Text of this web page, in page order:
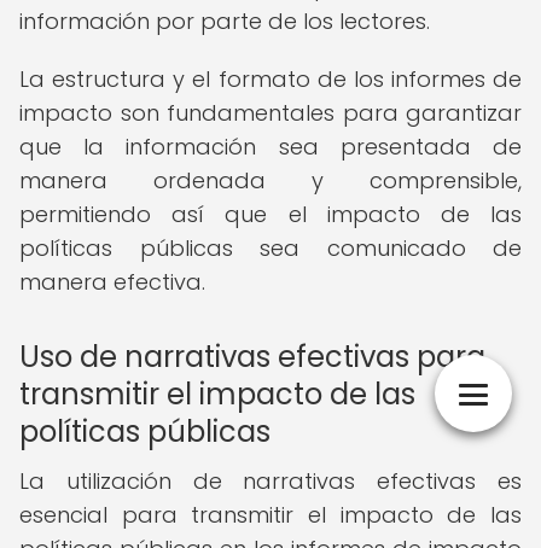
información por parte de los lectores.
La estructura y el formato de los informes de
impacto son fundamentales para garantizar
que la información sea presentada de
manera ordenada y comprensible,
permitiendo así que el impacto de las
políticas públicas sea comunicado de
manera efectiva.
Uso de narrativas efectivas para
transmitir el impacto de las
políticas públicas
La utilización de narrativas efectivas es
esencial para transmitir el impacto de las